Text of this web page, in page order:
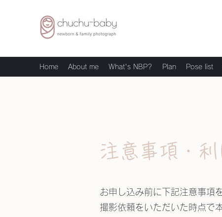
Home About me What's NBP? Plan Pose list
注意事項・
お申し込み前に下記注意事項
撮影依頼をいただいた時点で